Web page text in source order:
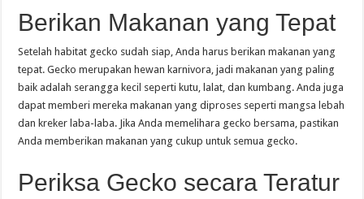
Berikan Makanan yang Tepat
Setelah habitat gecko sudah siap, Anda harus berikan makanan yang
tepat. Gecko merupakan hewan karnivora, jadi makanan yang paling
baik adalah serangga kecil seperti kutu, lalat, dan kumbang. Anda juga
dapat memberi mereka makanan yang diproses seperti mangsa lebah
dan kreker laba-laba. Jika Anda memelihara gecko bersama, pastikan
Anda memberikan makanan yang cukup untuk semua gecko.
Periksa Gecko secara Teratur